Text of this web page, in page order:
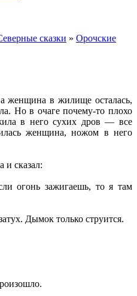
сказки » Орочские
женщина в жилище осталась,
Но в очаге почему-то плохо
в него сухих дров — все
женщина, ножом в него
и сказал:
огонь зажигаешь, то я там
Дымок только струится.